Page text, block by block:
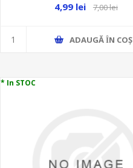
4,99 lei 7,00 lei
ADAUGĂ ȊN COŞ
* In STOC